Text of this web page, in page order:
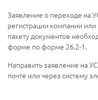
Заявление о переходе на
регистрации компании
пакету документов
форме по форме 26.2-1.
Направить заявление на
почте или через систему